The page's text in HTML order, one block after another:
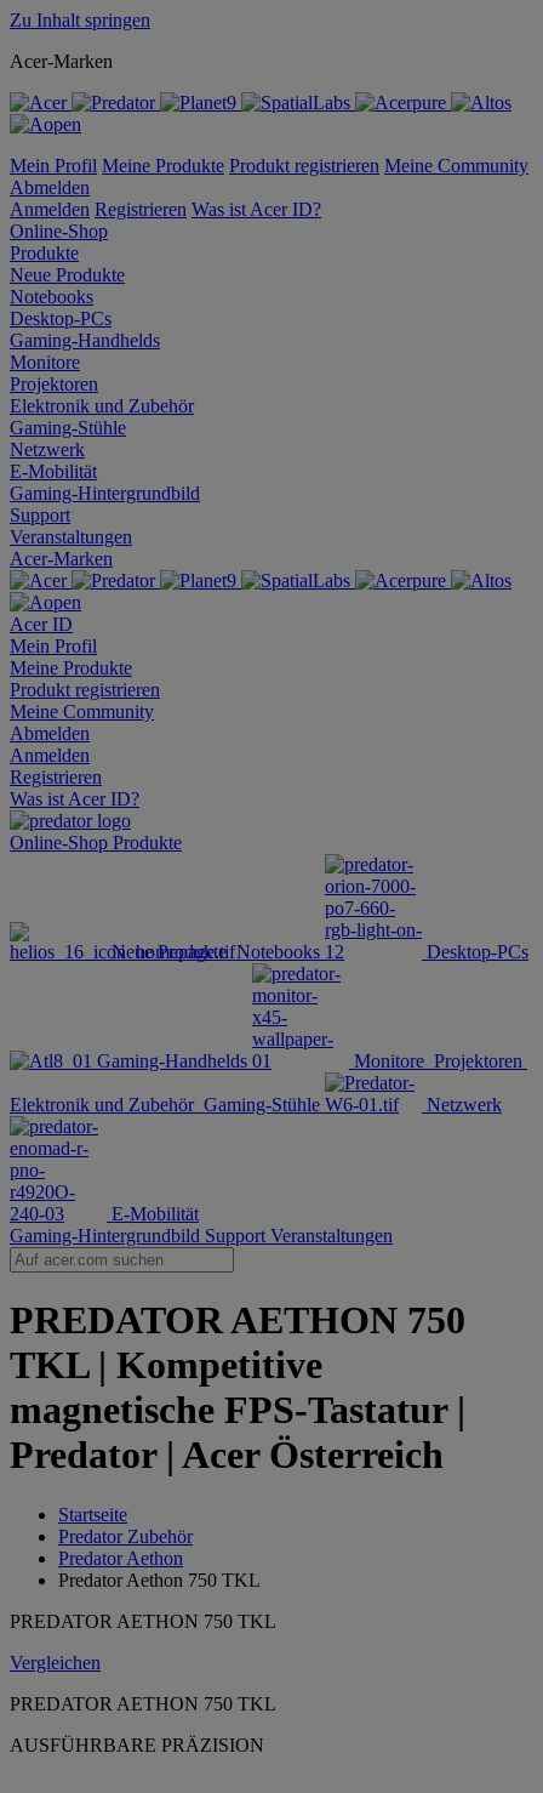
Zu Inhalt springen
Acer-Marken
Mein Profil Meine Produkte Produkt registrieren Meine Community
Abmelden
Anmelden Registrieren Was ist Acer ID?
Online-Shop
Produkte
Neue Produkte
Notebooks
Desktop-PCs
Gaming-Handhelds
Monitore
Projektoren
Elektronik und Zubehör
Gaming-Stühle
Netzwerk
E-Mobilität
Gaming-Hintergrundbild
Support
Veranstaltungen
Acer-Marken
Acer ID
Mein Profil
Meine Produkte
Produkt registrieren
Meine Community
Abmelden
Anmelden
Registrieren
Was ist Acer ID?
Online-Shop Produkte
Neue Produkte Notebooks Desktop-PCs
Gaming-Handhelds Monitore Projektoren
Elektronik und Zubehör Gaming-Stühle Netzwerk
E-Mobilität
Gaming-Hintergrundbild Support Veranstaltungen
PREDATOR AETHON 750
TKL | Kompetitive
magnetische FPS-Tastatur |
Predator | Acer Österreich
Startseite
Predator Zubehör
Predator Aethon
Predator Aethon 750 TKL
PREDATOR AETHON 750 TKL
Vergleichen
PREDATOR AETHON 750 TKL
AUSFÜHRBARE PRÄZISION